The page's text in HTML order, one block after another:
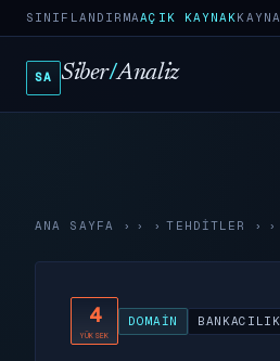
SINIFLANDIRMAAÇIK KAYNAK
SA Siber/Analiz
ANA SAYFA › TEHDITLER ›
4
YÜKSEK
DOMAIN